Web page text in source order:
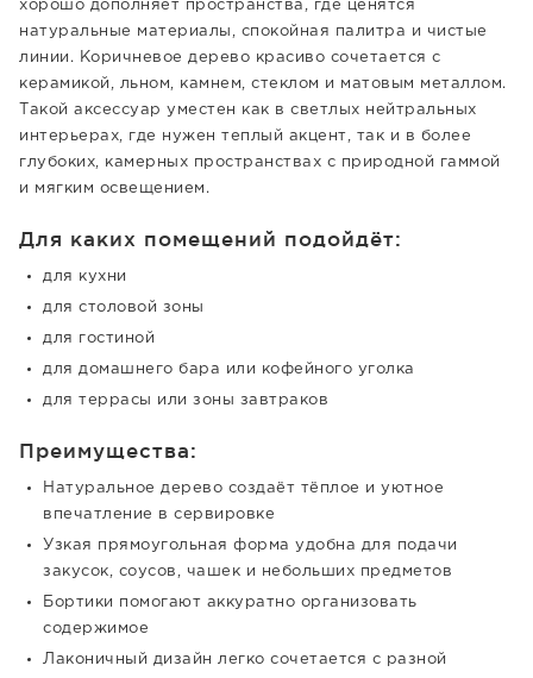
хорошо дополняет пространства, где ценятся
натуральные материалы, спокойная палитра и чистые
линии. Коричневое дерево красиво сочетается с
керамикой, льном, камнем, стеклом и матовым металлом.
Такой аксессуар уместен как в светлых нейтральных
интерьерах, где нужен теплый акцент, так и в более
глубоких, камерных пространствах с природной гаммой
и мягким освещением.
Для каких помещений подойдёт:
для кухни
для столовой зоны
для гостиной
для домашнего бара или кофейного уголка
для террасы или зоны завтраков
Преимущества:
Натуральное дерево создаёт тёплое и уютное
впечатление в сервировке
Узкая прямоугольная форма удобна для подачи
закусок, соусов, чашек и небольших предметов
Бортики помогают аккуратно организовать
содержимое
Лаконичный дизайн легко сочетается с разной